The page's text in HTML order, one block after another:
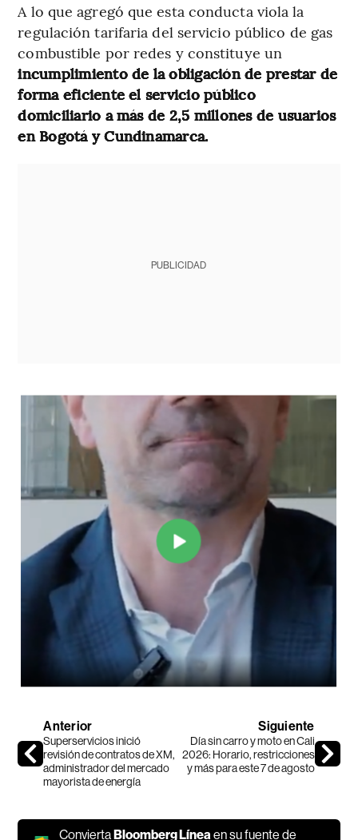
A lo que agregó que esta conducta viola la
regulación tarifaria del servicio público de gas
combustible por redes y constituye un
incumplimiento de la obligación de prestar de
forma eficiente el servicio público
domiciliario a más de 2,5 millones de usuarios
en Bogotá y Cundinamarca.
PUBLICIDAD
Anterior
Superservicios inició
revisión de contratos de XM,
administrador del mercado
mayorista de energía
Siguiente
Día sin carro y moto en Cali
2026: Horario, restricciones
y más para este 7 de agosto
ConviertaBloomberg Líneaen su fuente de